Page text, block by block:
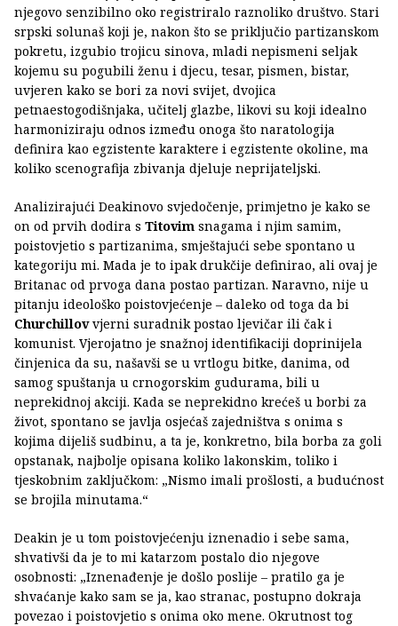
njegovo senzibilno oko registriralo raznoliko društvo. Stari
srpski solunaš koji je, nakon što se priključio partizanskom
pokretu, izgubio trojicu sinova, mladi nepismeni seljak
kojemu su pogubili ženu i djecu, tesar, pismen, bistar,
uvjeren kako se bori za novi svijet, dvojica
petnaestogodišnjaka, učitelj glazbe, likovi su koji idealno
harmoniziraju odnos između onoga što naratologija
definira kao egzistente karaktere i egzistente okoline, ma
koliko scenografija zbivanja djeluje neprijateljski.
Analizirajući Deakinovo svjedočenje, primjetno je kako se
on od prvih dodira s Titovim snagama i njim samim,
poistovjetio s partizanima, smještajući sebe spontano u
kategoriju mi. Mada je to ipak drukčije definirao, ali ovaj je
Britanac od prvoga dana postao partizan. Naravno, nije u
pitanju ideološko poistovjećenje – daleko od toga da bi
Churchillovvjerni suradnik postao ljevičar ili čak i
komunist. Vjerojatno je snažnoj identifikaciji doprinijela
činjenica da su, našavši se u vrtlogu bitke, danima, od
samog spuštanja u crnogorskim gudurama, bili u
neprekidnoj akciji. Kada se neprekidno krećeš u borbi za
život, spontano se javlja osjećaš zajedništva s onima s
kojima dijeliš sudbinu, a ta je, konkretno, bila borba za goli
opstanak, najbolje opisana koliko lakonskim, toliko i
tjeskobnim zaključkom: „Nismo imali prošlosti, a budućnost
se brojila minutama.“
Deakin je u tom poistovjećenju iznenadio i sebe sama,
shvativši da je to mi katarzom postalo dio njegove
osobnosti: „Iznenađenje je došlo poslije – pratilo ga je
shvaćanje kako sam se ja, kao stranac, postupno dokraja
povezao i poistovjetio s onima oko mene. Okrutnost tog